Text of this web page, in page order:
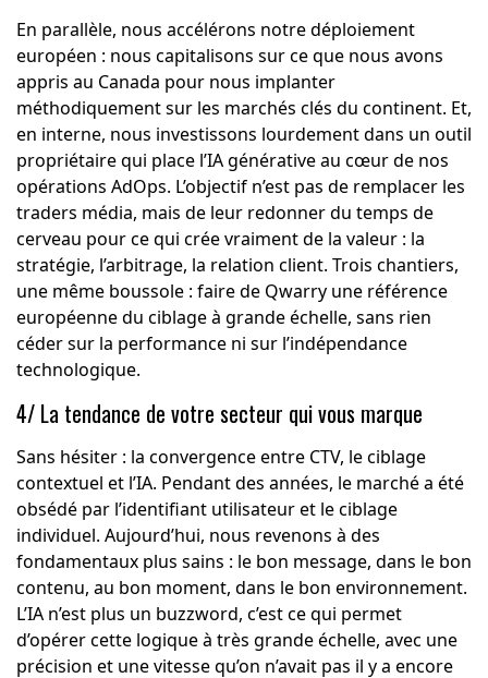
En parallèle, nous accélérons notre déploiement
européen : nous capitalisons sur ce que nous avons
appris au Canada pour nous implanter
méthodiquement sur les marchés clés du continent. Et,
en interne, nous investissons lourdement dans un outil
propriétaire qui place l’IA générative au cœur de nos
opérations AdOps. L’objectif n’est pas de remplacer les
traders média, mais de leur redonner du temps de
cerveau pour ce qui crée vraiment de la valeur : la
stratégie, l’arbitrage, la relation client. Trois chantiers,
une même boussole : faire de Qwarry une référence
européenne du ciblage à grande échelle, sans rien
céder sur la performance ni sur l’indépendance
technologique.
4/ La tendance de votre secteur qui vous marque
Sans hésiter : la convergence entre CTV, le ciblage
contextuel et l’IA. Pendant des années, le marché a été
obsédé par l’identifiant utilisateur et le ciblage
individuel. Aujourd’hui, nous revenons à des
fondamentaux plus sains : le bon message, dans le bon
contenu, au bon moment, dans le bon environnement.
L’IA n’est plus un buzzword, c’est ce qui permet
d’opérer cette logique à très grande échelle, avec une
précision et une vitesse qu’on n’avait pas il y a encore